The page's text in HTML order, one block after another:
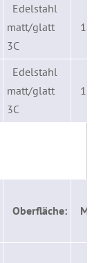
Edelstahl
matt/glatt
3C
1,5
Edelstahl
matt/glatt
3C
1,5
Oberfläche: